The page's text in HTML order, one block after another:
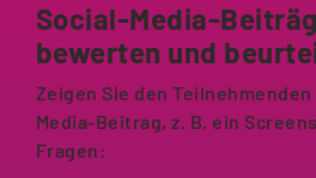
Social-Media-
bewerten und
Zeigen Sie den
Media-Beitrag, z. B. ein
Fragen: